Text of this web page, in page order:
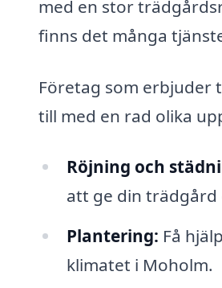
med en stor
finns det många
Företag som erbjuder
till med en rad olika
Röjning och
att ge din trädgård
Plantering: Få
klimatet i Moholm.